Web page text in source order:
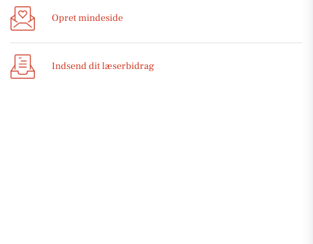
Opret mindeside
Indsend dit læserbidrag